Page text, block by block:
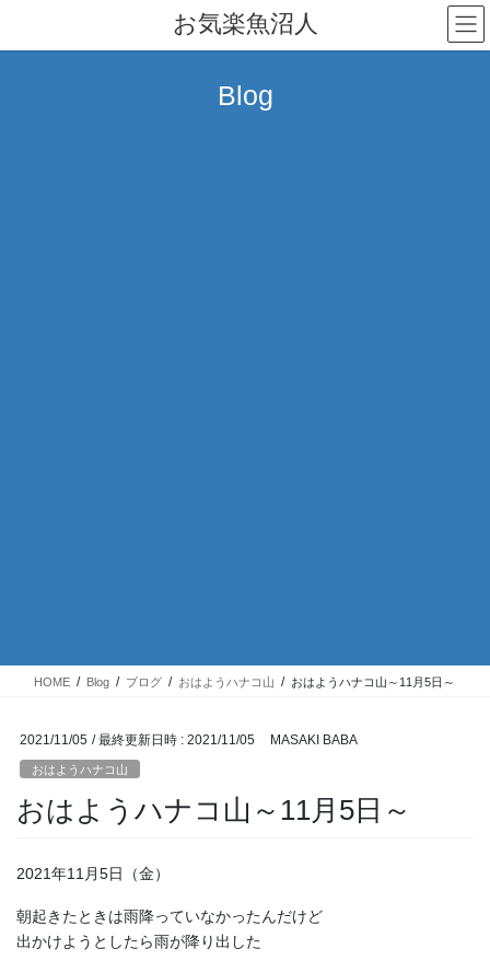
テ
ゲ
お気楽魚沼人
Blog
HOME Blog ブログ おはようハナコ山 おはようハナコ山～11月5日～
2021/11/05 / 最終更新日時 : 2021/11/05 MASAKI BABA
おはようハナコ山
おはようハナコ山～11月5日～
2021年11月5日（金）
朝起きたときは雨降っていなかったんだけど
出かけようとしたら雨が降り出した